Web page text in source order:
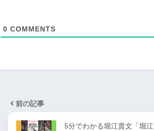
0 COMMENTS
前の記事
5分でわかる堀江貴文「堀